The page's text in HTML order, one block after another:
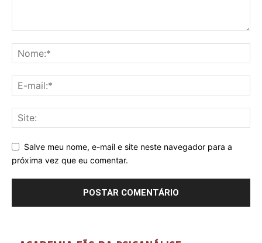
Salve meu nome, e-mail e site neste navegador para a
próxima vez que eu comentar.